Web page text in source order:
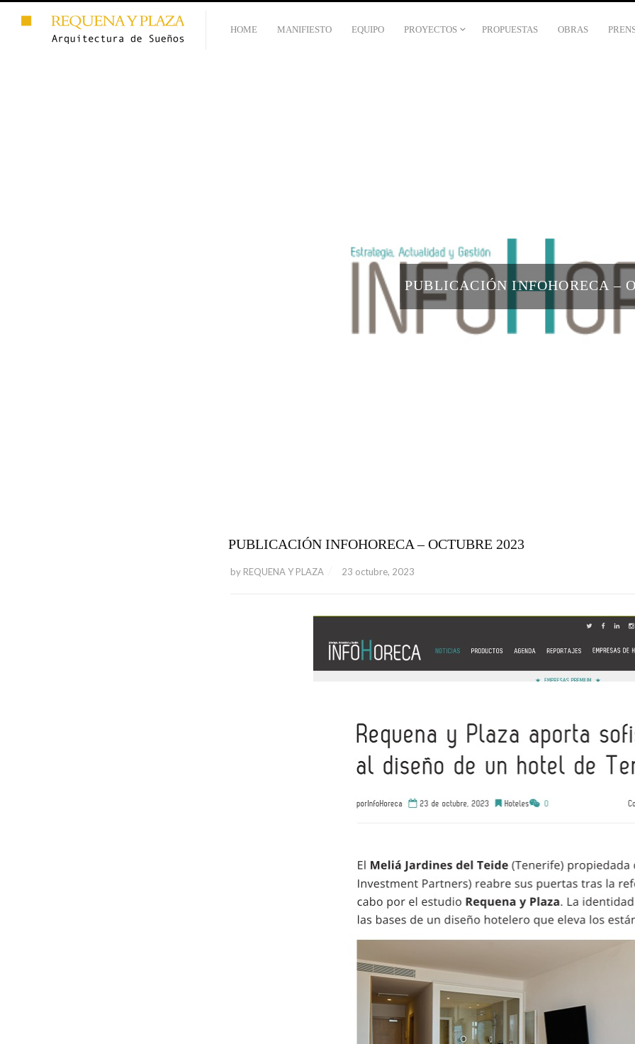
HOME MANIFIESTO EQUIPO PROYECTOS PROPUESTAS OBRAS
PUBLICACIÓN INFOHORECA –
PUBLICACIÓN INFOHORECA – OCTUBRE 2023
by REQUENA Y PLAZA 23 octubre, 2023